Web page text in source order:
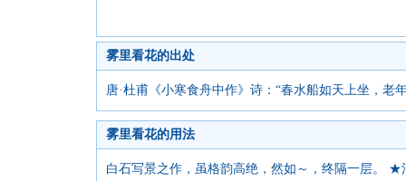
雾里看花的出处
唐·杜甫《小寒食舟中作》诗：“春水船如天上坐，老
雾里看花的用法
白石写景之作，虽格韵高绝，然如～，终隔一层。 ★